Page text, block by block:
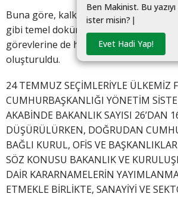
Ben Makinist. Bu yazıyı
ister misin? |
Evet Hadi Yap!
Buna göre, kalkınma planları ve orta
gibi temel dokümanları hazırlayan
görevlerine de haiz olan Strateji ve
oluşturuldu.
24 TEMMUZ SEÇİMLERİYLE ÜLKEMİZ
CUMHURBAŞKANLIĞI YÖNETİM
AKABİNDE BAKANLIK SAYISI 26’DAN
DÜŞÜRÜLÜRKEN, DOĞRUDAN
BAĞLI KURUL, OFİS VE
SÖZ KONUSU BAKANLIK VE
DAİR KARARNAMELERİN
ETMEKLE BİRLİKTE, SANAYİYİ VE